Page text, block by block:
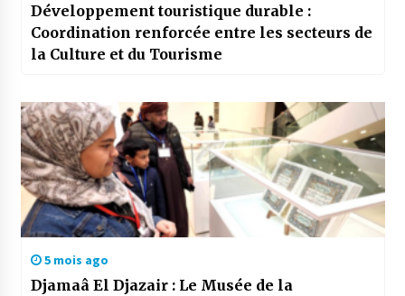
Développement touristique durable :
Coordination renforcée entre les secteurs de
la Culture et du Tourisme
5 mois ago
Djamaâ El Djazair : Le Musée de la